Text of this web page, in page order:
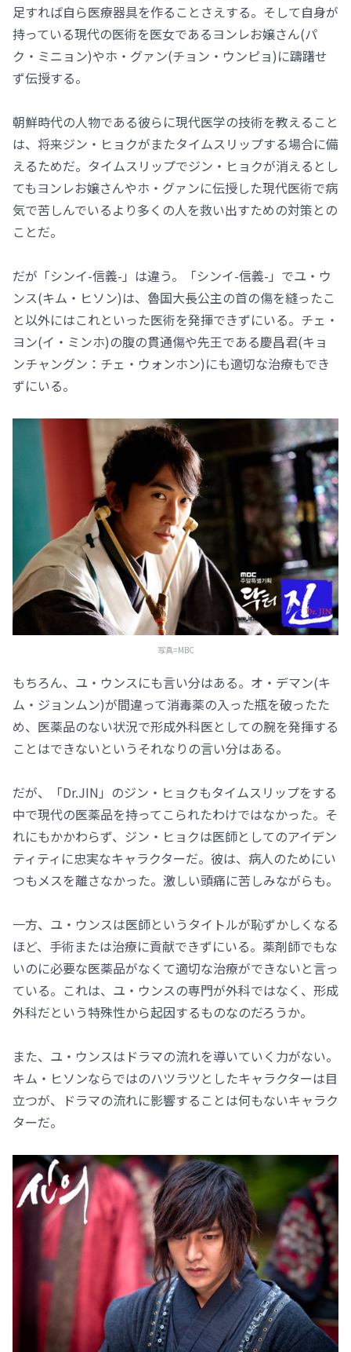
足すれば自ら医療器具を作ることさえする。そして自身が
持っている現代の医術を医女であるヨンレお嬢さん(パ
ク・ミニョン)やホ・グァン(チョン・ウンピョ)に躊躇せ
ず伝授する。
朝鮮時代の人物である彼らに現代医学の技術を教えること
は、将来ジン・ヒョクがまたタイムスリップする場合に備
えるためだ。タイムスリップでジン・ヒョクが消えるとし
てもヨンレお嬢さんやホ・グァンに伝授した現代医術で病
気で苦しんでいるより多くの人を救い出すための対策との
ことだ。
だが「シンイ-信義-」は違う。「シンイ-信義-」でユ・ウ
ンス(キム・ヒソン)は、魯国大長公主の首の傷を縫ったこ
と以外にはこれといった医術を発揮できずにいる。チェ・
ヨン(イ・ミンホ)の腹の貫通傷や先王である慶昌君(キョ
ンチャングン：チェ・ウォンホン)にも適切な治療もでき
ずにいる。
写真=MBC
もちろん、ユ・ウンスにも言い分はある。オ・デマン(キ
ム・ジョンムン)が間違って消毒薬の入った瓶を破ったた
め、医薬品のない状況で形成外科医としての腕を発揮する
ことはできないというそれなりの言い分はある。
だが、「Dr.JIN」のジン・ヒョクもタイムスリップをする
中で現代の医薬品を持ってこられたわけではなかった。そ
れにもかかわらず、ジン・ヒョクは医師としてのアイデン
ティティに忠実なキャラクターだ。彼は、病人のためにい
つもメスを離さなかった。激しい頭痛に苦しみながらも。
一方、ユ・ウンスは医師というタイトルが恥ずかしくなる
ほど、手術または治療に貢献できずにいる。薬剤師でもな
いのに必要な医薬品がなくて適切な治療ができないと言っ
ている。これは、ユ・ウンスの専門が外科ではなく、形成
外科だという特殊性から起因するものなのだろうか。
また、ユ・ウンスはドラマの流れを導いていく力がない。
キム・ヒソンならではのハツラツとしたキャラクターは目
立つが、ドラマの流れに影響することは何もないキャラク
ターだ。